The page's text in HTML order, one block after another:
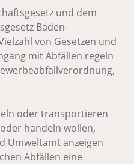
und dem
Baden-
von Gesetzen und
mit Abfällen regeln
oder transportieren
handeln wollen,
Umweltamt anzeigen
Abfällen eine